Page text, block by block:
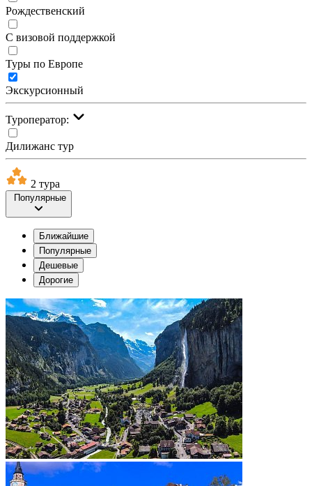
Рождественский
С визовой поддержкой
Туры по Европе
Экскурсионный
Туроператор:
Дилижанс тур
2 тура
Популярные
Ближайшие
Популярные
Дешевые
Дорогие